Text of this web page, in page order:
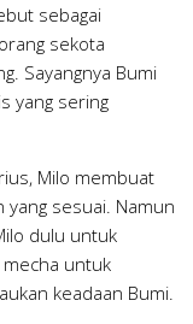
sebagai
sekota
Sayangnya Bumi
yang sering
Milo membuat
sesuai. Namun
dulu untuk
untuk
keadaan Bumi.